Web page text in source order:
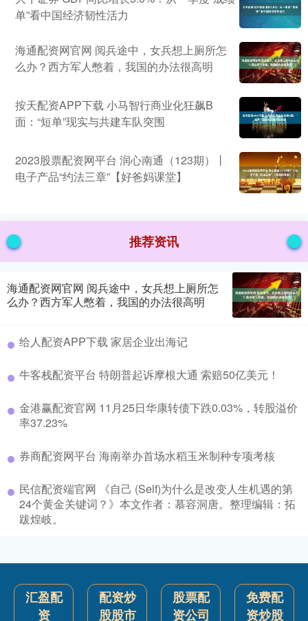
单”看中国经济韧性活力
海通配资网官网 阅兵途中，女兵想上厕所怎
么办？西方军人憋着，我国的办法很高明
按天配资APP下载 小马智行商业化狂飙B
面：“短单”现实与共建车队突围
2023股票配资网平台 润心南通（123期）丨
电子产品“约法三章”【好爸妈课堂】
推荐资讯
海通配资网官网 阅兵途中，女兵想上厕所怎
么办？西方军人憋着，我国的办法很高明
给人配资APP下载 家居企业出海记
牛客栈配资平台 特朗普起诉摩根大通 索赔50亿美元！
金港赢配资官网 11月25日华康转债下跌0.03%，转股溢价
率37.23%
券商配资网平台 海南举办首场水稻玉米制种专项考核
民信配资端官网 《自己 (Self)为什么是改变人生机遇的第
24个黄金关键词？》本文作者：慕容洞唐。整理编辑：拓
跋煌岐。
汇盈配
资
配资炒
股股市
股票配
资公司
免费配
资炒股